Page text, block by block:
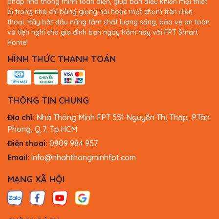
Công tắc cảm ứng FPT Smart Home Athena chữ nhật
màu đen 1 nút là lựa chọn hoàn hảo cho không gian
sống hiện đại. Sản phẩm không chỉ mang đến thiết kế
tinh tế, sang trọng mà còn tích hợp công nghệ điều
khiển thông minh hàng đầu.
Với khả năng điều khiển thiết bị chiếu sáng bằng ứng
dụng trên smartphone, giọng nói tiếng Việt hoặc qua
FPT Play Box S, công tắc Athena giúp người dùng tận
bị trong nhà chỉ bằng giọng nói hoặc một chạm trên điện
thoại. Hãy bắt đầu nâng tầm chất lượng sống, bảo vệ an toàn
và tiện nghi cho gia đình bạn ngay hôm nay với FPT Smart
Home!
HÌNH THỨC THANH TOÁN
THÔNG TIN CHUNG
Địa chỉ: Nhà Thông Minh FPT 551 Nguyễn Thị Thập, P.Tân
Phong, Q.7, Tp.HCM
Điện thoại: 0909 984 957
Email: info@nhahthongminhfpt.com
MẠNG XÃ HỘI